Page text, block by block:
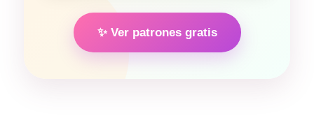
✨ Ver patrones gratis